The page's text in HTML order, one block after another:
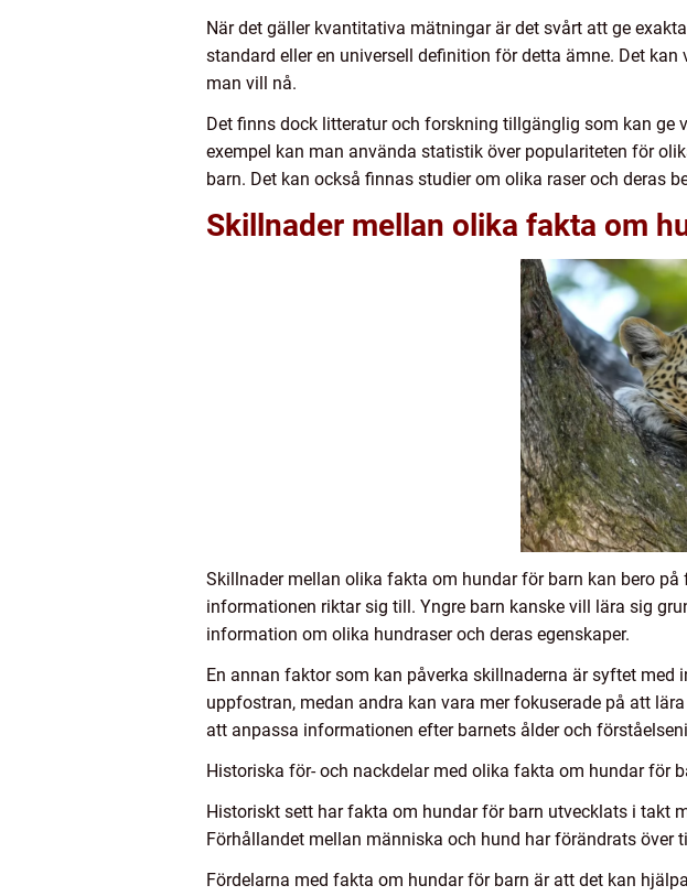
När det gäller kvantitativa mätningar är det svårt att ge
standard eller en universell definition för detta ämne. Det
man vill nå.
Det finns dock litteratur och forskning tillgänglig som kan
exempel kan man använda statistik över populariteten för
barn. Det kan också finnas studier om olika raser och deras
Skillnader mellan olika fakta om
Skillnader mellan olika fakta om hundar för barn kan bero
informationen riktar sig till. Yngre barn kanske vill lära sig
information om olika hundraser och deras egenskaper.
En annan faktor som kan påverka skillnaderna är syftet
uppfostran, medan andra kan vara mer fokuserade på att
att anpassa informationen efter barnets ålder och
Historiska för- och nackdelar med olika fakta om hundar för
Historiskt sett har fakta om hundar för barn utvecklats i takt
Förhållandet mellan människa och hund har förändrats
Fördelarna med fakta om hundar för barn är att det kan